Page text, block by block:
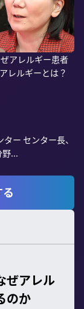
アレルギー患者
レルギーとは？
ー センター長、
...
ぜアレル
のか